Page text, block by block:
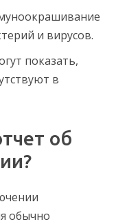
и вирусов.
показать,
в
об
обычно